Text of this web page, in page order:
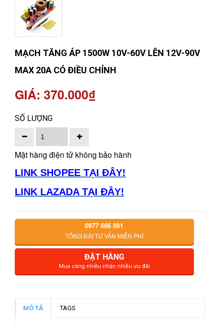
MẠCH TĂNG ÁP 1500W 10V-60V LÊN 12V-90V
MAX 20A CÓ ĐIỀU CHỈNH
GIÁ: 370.000₫
SỐ LƯỢNG
Mặt hàng điện tử không bảo hành
LINK SHOPEE TẠI ĐÂY!
LINK LAZADA TẠI ĐÂY!
0977 666 881
TỔNG ĐÀI TƯ VẤN MIỄN PHÍ
ĐẶT HÀNG
Mua càng nhiều nhận nhiều ưu đãi
MÔ TẢ TAGS